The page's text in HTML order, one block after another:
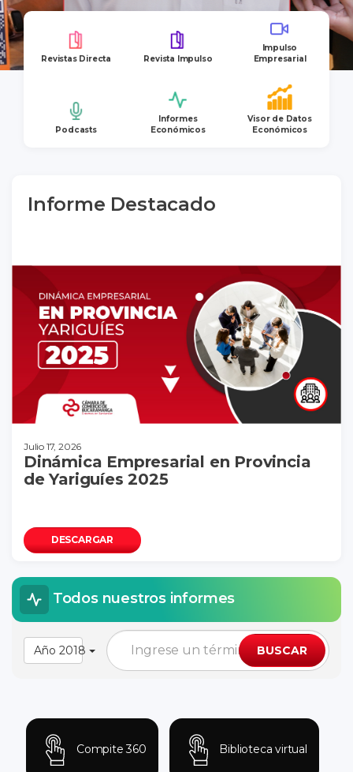
Revistas Directa Revista Impulso
Impulso
Empresarial
Podcasts
Informes
Económicos
Visor de Datos
Económicos
Informe Destacado
Julio 17, 2026
Dinámica Empresarial en Provincia
de Yariguíes 2025
DESCARGAR
Todos nuestros informes
Año 2018 BUSCAR
Compite 360 Biblioteca virtual